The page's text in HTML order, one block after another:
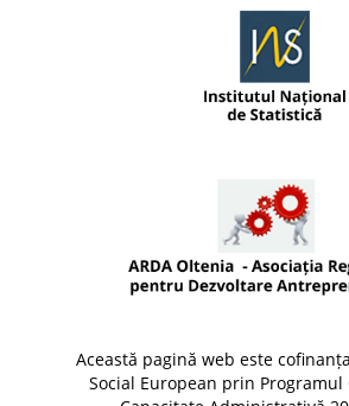
Această pagină web este
Social European prin